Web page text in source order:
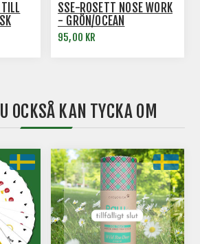
SSE-ROSETT NOSE WORK
- GRÖN/OCEAN
95,00 KR
OCKSÅ KAN TYCKA OM